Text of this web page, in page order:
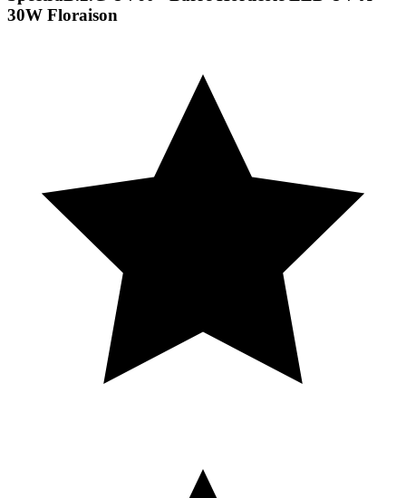
30W Floraison